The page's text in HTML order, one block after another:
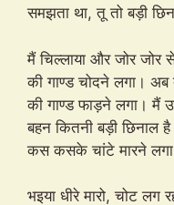
समझता था, तू तो बड़ी
मैं चिल्लाया और जोर
की गाण्ड चोदने लगा।
की गाण्ड फाड़ने लगा। मैं
बहन कितनी बड़ी छिनाल
कस कसके चांटे मारने
भइया धीरे मारो, चोट लग